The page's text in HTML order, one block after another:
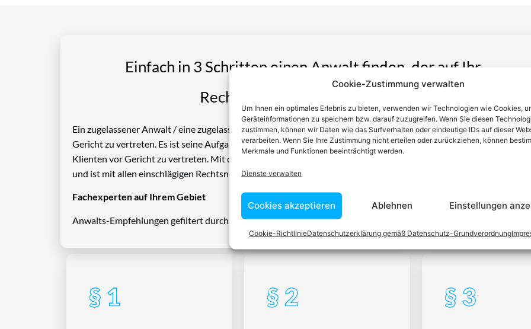
Cookie-Zustimmung verwalten
Um Ihnen ein optimales Erlebnis zu bieten, verwenden wir Technologien wie Cookies,
Geräteinformationen zu speichern bzw. darauf zuzugreifen. Wenn Sie diesen
zustimmen, können wir Daten wie das Surfverhalten oder eindeutige IDs auf dieser
verarbeiten. Wenn Sie Ihre Zustimmung nicht erteilen oder zurückziehen, können
Merkmale und Funktionen beeinträchtigt werden.
Dienste verwalten
Cookies akzeptieren Ablehnen Einstellungen
Cookie-RichtlinieDatenschutzerklärung gemäß Datenschutz-Grundverordnung
Einfach in 3 Schritten einen Anwalt finden, der auf Ihr
Rechtsproblem spezialisiert ist
Ein zugelassener Anwalt / eine zugelassen Anwältin ist dafür da, über Rechtsfragen zu beraten und Klienten vor
Gericht zu vertreten. Es ist seine Aufgabe, Dienstleistungen im Bereich der Rechtsberatung zu erbringen und
Klienten vor Gericht zu vertreten. Mit diesem Wissen kennt er alle relevanten Herausforderungen dieses Systems
und ist mit allen einschlägigen Rechtsnormen vertraut.
Fachexperten auf Ihrem Gebiet
Anwalts-Empfehlungen gefiltert durch das RechtEasy-Team -Best Choice der Anwälte in Österreich